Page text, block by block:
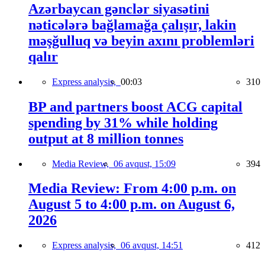
Azərbaycan gənclər siyasətini
nəticələrə bağlamağa çalışır, lakin
məşğulluq və beyin axını problemləri
qalır
Express analysis, 00:03 310
BP and partners boost ACG capital
spending by 31% while holding
output at 8 million tonnes
Media Review, 06 avqust, 15:09 394
Media Review: From 4:00 p.m. on
August 5 to 4:00 p.m. on August 6,
2026
Express analysis, 06 avqust, 14:51 412